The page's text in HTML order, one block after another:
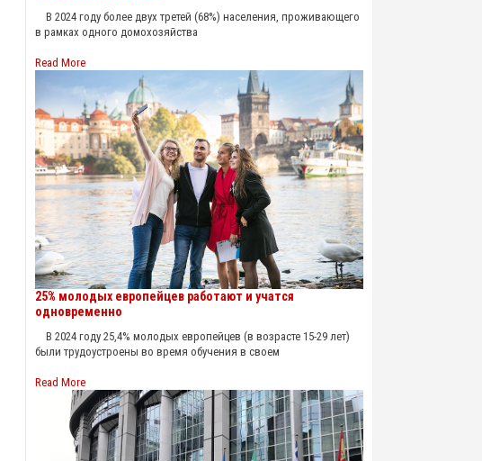
В 2024 году более двух третей (68%) населения, проживающего
в рамках одного домохозяйства
Read More
25% молодых европейцев работают и учатся
одновременно
В 2024 году 25,4% молодых европейцев (в возрасте 15-29 лет)
были трудоустроены во время обучения в своем
Read More